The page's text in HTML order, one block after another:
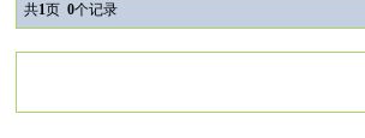
共1页0个记录